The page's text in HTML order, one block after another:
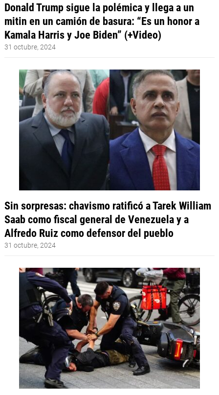
Donald Trump sigue la polémica y llega a un
mitin en un camión de basura: “Es un honor a
Kamala Harris y Joe Biden” (+Video)
31 octubre, 2024
Sin sorpresas: chavismo ratificó a Tarek William
Saab como fiscal general de Venezuela y a
Alfredo Ruiz como defensor del pueblo
31 octubre, 2024